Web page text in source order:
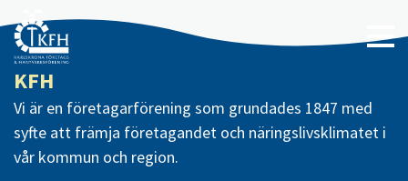
KFH
Vi är en företagarförening som grundades 1847 med
syfte att främja företagandet och näringslivsklimatet i
vår kommun och region.